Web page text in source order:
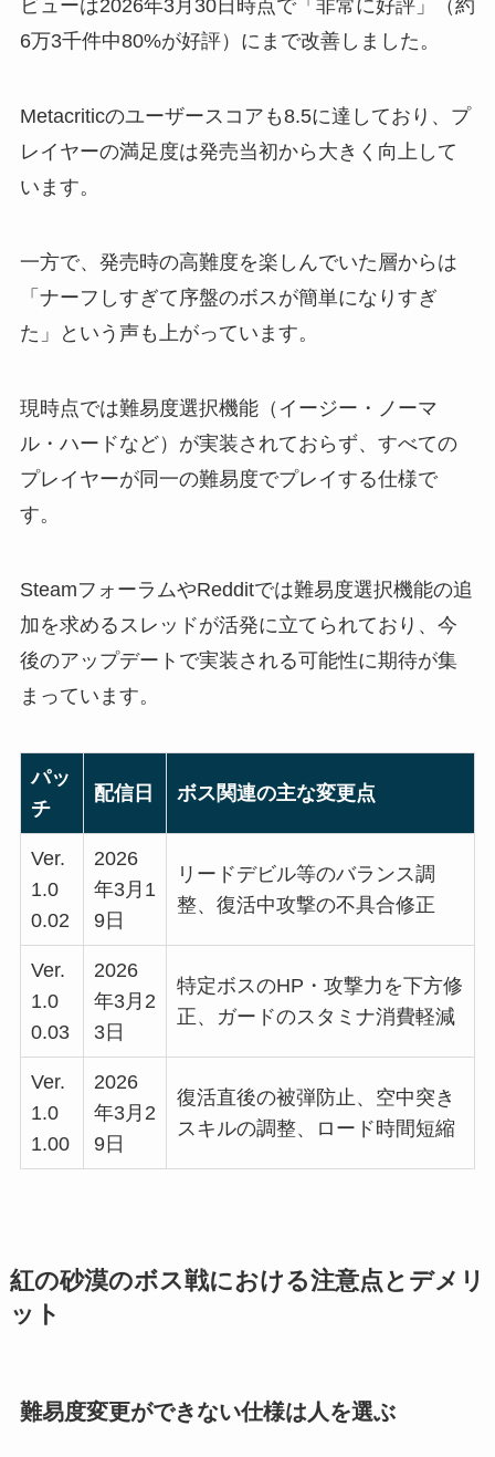
ビューは2026年3月30日時点で「非常に好評」（約
6万3千件中80%が好評）にまで改善しました。
Metacriticのユーザースコアも8.5に達しており、プ
レイヤーの満足度は発売当初から大きく向上して
います。
一方で、発売時の高難度を楽しんでいた層からは
「ナーフしすぎて序盤のボスが簡単になりすぎ
た」という声も上がっています。
現時点では難易度選択機能（イージー・ノーマ
ル・ハードなど）が実装されておらず、すべての
プレイヤーが同一の難易度でプレイする仕様で
す。
SteamフォーラムやRedditでは難易度選択機能の追
加を求めるスレッドが活発に立てられており、今
後のアップデートで実装される可能性に期待が集
まっています。
パッ
チ
配信日 ボス関連の主な変更点
Ver.
1.0
0.02
2026
年3月1
9日
リードデビル等のバランス調
整、復活中攻撃の不具合修正
Ver.
1.0
0.03
2026
年3月2
3日
特定ボスのHP・攻撃力を下方修
正、ガードのスタミナ消費軽減
Ver.
1.0
1.00
2026
年3月2
9日
復活直後の被弾防止、空中突き
スキルの調整、ロード時間短縮
紅の砂漠のボス戦における注意点とデメリ
ット
難易度変更ができない仕様は人を選ぶ